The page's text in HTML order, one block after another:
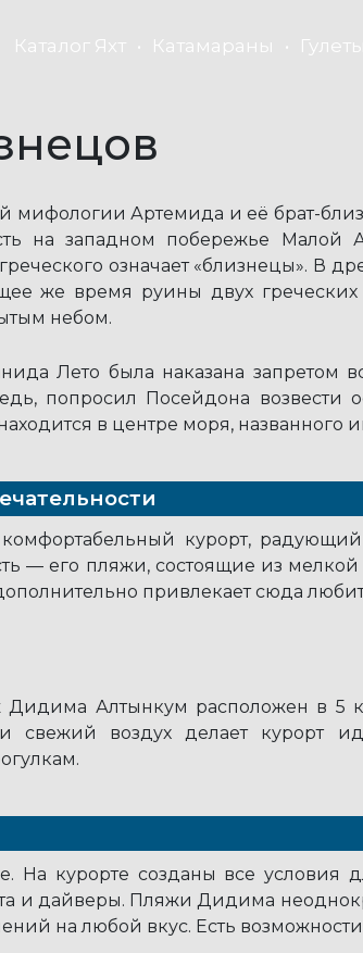
Каталог Яхт Катамараны Гулеты
мифологии Артемида и её брат-
на западном побережье
означает «близнецы». В
же время руины двух
небом.
Лето была наказана
попросил Посейдона
в центре моря, названного
курорт, радующий
— его пляжи, состоящие из
привлекает сюда
Алтынкум расположен в 5
свежий воздух делает курорт
На курорте созданы все условия
и дайверы. Пляжи Дидима
на любой вкус. Есть